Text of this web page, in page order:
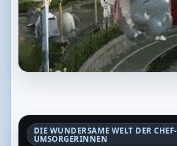
DIE WUNDERSAME WELT DER CHEF-
UMSORGERINNEN